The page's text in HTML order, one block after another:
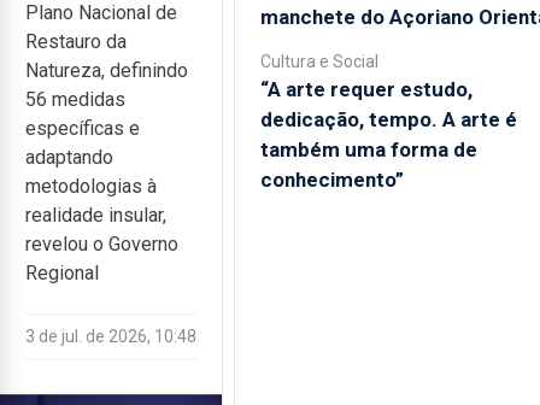
Plano Nacional de
Restauro da
Natureza, definindo
56 medidas
específicas e
adaptando
metodologias à
realidade insular,
revelou o Governo
Regional
3 de jul. de 2026, 10:48
manchete do Açoriano
Cultura e Social
“A arte requer estudo,
dedicação, tempo. A arte é
também uma forma de
conhecimento”